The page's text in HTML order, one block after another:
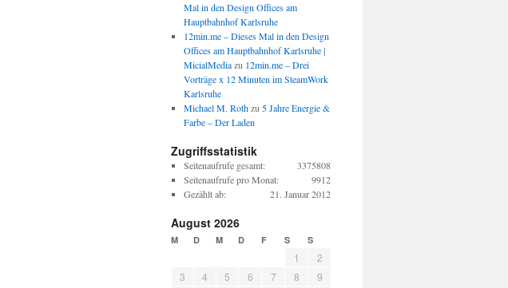
Mal in den Design Offices am
Hauptbahnhof Karlsruhe
12min.me – Dieses Mal in den Design
Offices am Hauptbahnhof Karlsruhe |
MicialMediazu 12min.me – Drei
Vorträge x 12 Minuten im SteamWork
Karlsruhe
Michael M. Rothzu 5 Jahre Energie &
Farbe – Der Laden
Zugriffsstatistik
3375808
Seitenaufrufe gesamt:
9912
Seitenaufrufe pro Monat:
21. Januar 2012
Gezählt ab:
August 2026
M D M D F S S
1
2
3
4 5 6 7 8
9